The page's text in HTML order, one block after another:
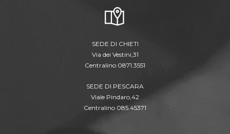
SEDE DI CHIETI
Via dei Vestini,31
Centralino 0871.3551
SEDE DI PESCARA
Viale Pindaro,42
Centralino 085.45371